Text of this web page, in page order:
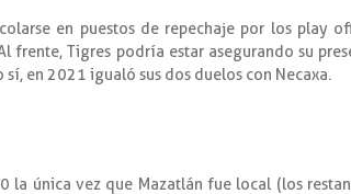
en puestos de repechaje por los play
Tigres podría estar asegurando su
en 2021 igualó sus dos duelos con Necaxa.
única vez que Mazatlán fue local (los